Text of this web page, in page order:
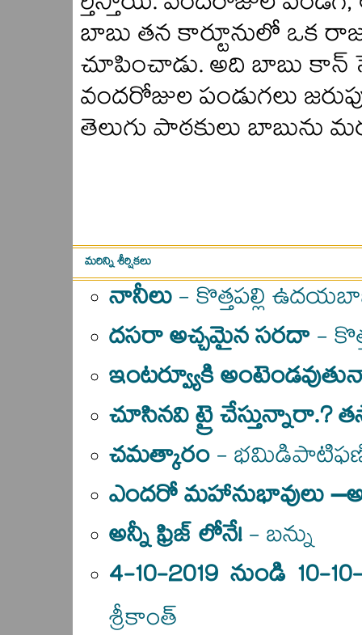
బాబు తన కార్టూనులో ఒక
చూపించాడు. అది బాబు కాన్
వందరోజుల పండుగలు
తెలుగు పాఠకులు
మరిన్ని శీర్షికలు
నానీలు- కొత్తపల్లి
దసరా అచ్చమైన సరదా-
ఇంటర్వ్యూకి
చూసినవి ట్రై చేస్తున్నారా.?
చమత్కారం-
ఎందరో మహానుభావులు
అన్నీ ఫ్రిజ్ లోనే!- బన్ను
4-10-2019 నుండి 10-
శ్రీకాంత్